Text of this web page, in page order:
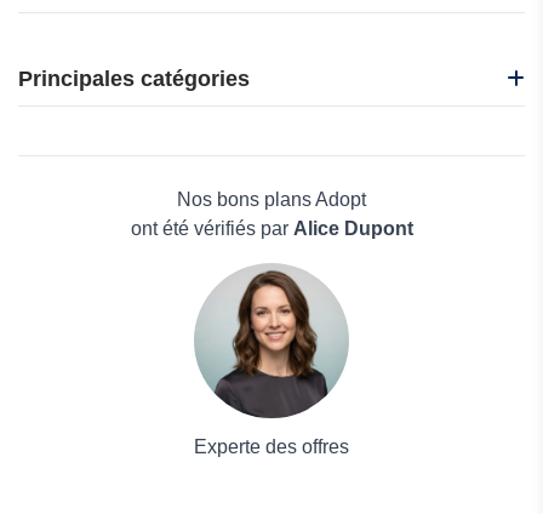
BadassBox
C-Total
Ma source d'Aloe
Principales catégories
Nos bons plans Adopt
ont été vérifiés par Alice Dupont
Experte des offres